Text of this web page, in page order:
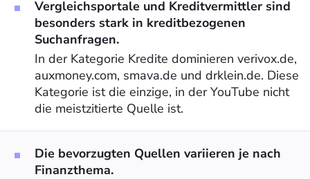
Vergleichsportale und Kreditvermittler sind
besonders stark in kreditbezogenen
Suchanfragen.
In der Kategorie Kredite dominieren verivox.de,
auxmoney.com, smava.de und drklein.de. Diese
Kategorie ist die einzige, in der YouTube nicht
die meistzitierte Quelle ist.
Die bevorzugten Quellen variieren je nach
Finanzthema.